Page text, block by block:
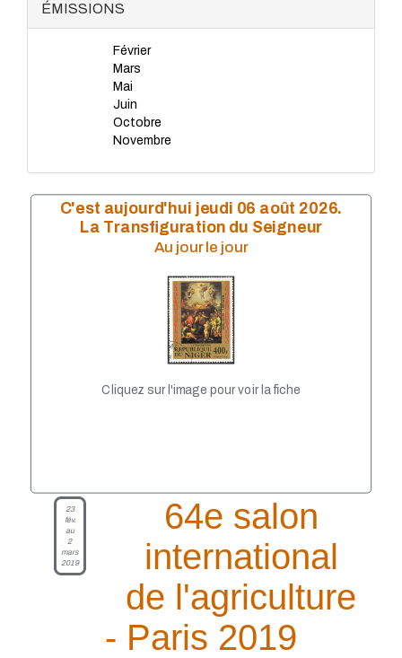
LISA 2010
LISA 2008
LISA 2007
LISA 2006
LISA 2005
LISA 2002
LISA 2003
LISA 2000
LISA 1999
ÉMISSIONS
Février
Mars
Mai
Juin
Octobre
Novembre
C'est aujourd'hui jeudi 06 août 2026.
La Transfiguration du Seigneur
Au jour le jour
Cliquez sur l'image pour voir la fiche
23
fév.
au
2
mars
2019
64e salon
international
de l'agriculture
- Paris 2019